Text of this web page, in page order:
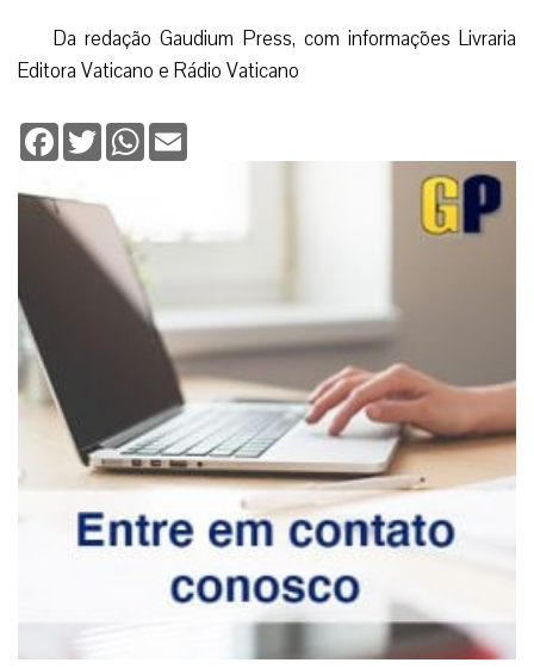
Da redação Gaudium Press, com informações Livraria
Editora Vaticano e Rádio Vaticano
Facebook
TwitterWhatsApp